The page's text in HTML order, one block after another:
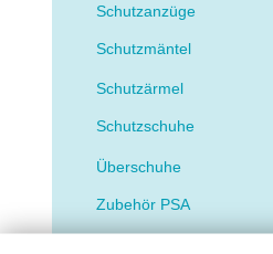
Schutzanzüge
Schutzmäntel
Schutzärmel
Schutzschuhe
Überschuhe
Zubehör PSA